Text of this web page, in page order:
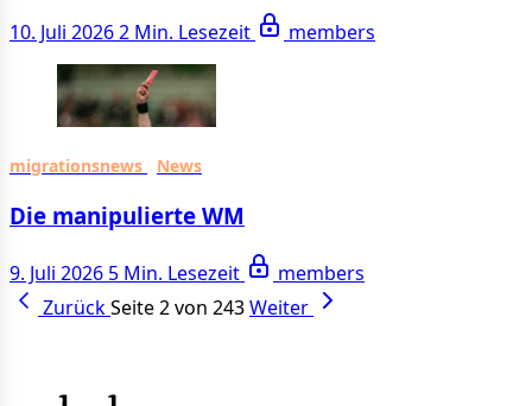
10. Juli 20262 Min. Lesezeit members
migrationsnews News
Die manipulierte WM
9. Juli 2026 5 Min. Lesezeit
members
ZurückSeite 2 von 243Weiter